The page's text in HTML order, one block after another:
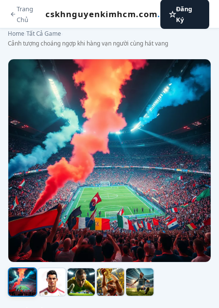
Trang
Chủ
cskhnguyenkimhcm.com.
Đăng
Ký
Home Tất Cả Game
Cảnh tượng choáng ngợp khi hàng vạn người cùng hát vang